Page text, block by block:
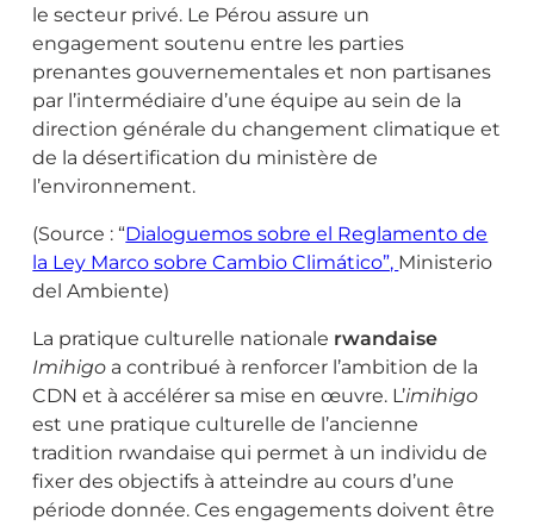
le secteur privé. Le Pérou assure un
engagement soutenu entre les parties
prenantes gouvernementales et non partisanes
par l’intermédiaire d’une équipe au sein de la
direction générale du changement climatique et
de la désertification du ministère de
l’environnement.
(Source : “Dialoguemos sobre el Reglamento de
la Ley Marco sobre Cambio Climático”, Ministerio
del Ambiente)
La pratique culturelle nationale rwandaise
Imihigo a contribué à renforcer l’ambition de la
CDN et à accélérer sa mise en œuvre. L’imihigo
est une pratique culturelle de l’ancienne
tradition rwandaise qui permet à un individu de
fixer des objectifs à atteindre au cours d’une
période donnée. Ces engagements doivent être